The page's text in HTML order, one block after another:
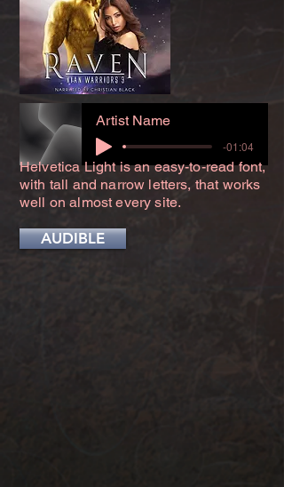
Artist Name
-01:04
Helvetica Light is an easy-to-read font,
with tall and narrow letters, that works
well on almost every site.
AUDIBLE